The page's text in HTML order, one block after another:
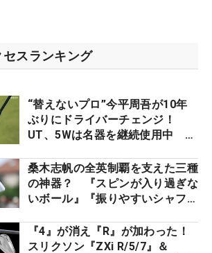
スランキング
“替えないプロ”今平周吾が10年
ぶりにドライバーチェンジ！
UT、5Wは名器を継続使用中 #
桑木志帆の全英制覇を支えた三種
の神器？ 『スピンが入り過ぎな
いボール』『振りやすいシャフ
ー』 #女子プロセッティング
『4』が消え『R』が加わった！
スリクソン『ZXi R/5/7』＆